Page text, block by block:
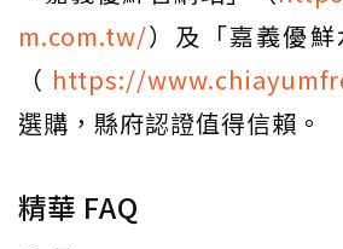
m.com.tw/）及「嘉義優鮮
（ https://
選購，縣府認證值得信賴。
精華 FAQ